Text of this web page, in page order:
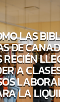
LAS
DE
RECIÉN
A
LA